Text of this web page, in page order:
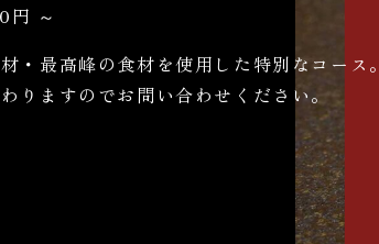
～
・最高峰の食材を使用した特別なコース
りますのでお問い合わせください。